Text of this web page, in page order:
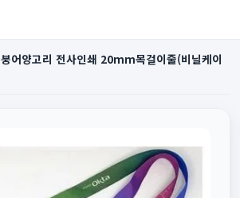
붕어양고리 전사인쇄 20mm목걸이줄(비닐케이